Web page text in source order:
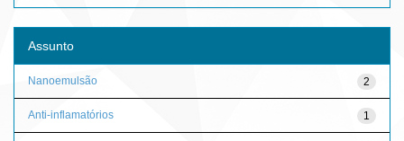
Assunto
2
Nanoemulsão
1
Anti-inflamatórios